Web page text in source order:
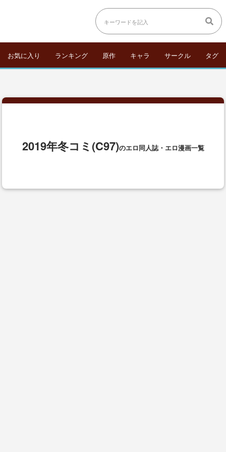
お気に入り ランキング 原作 キャラ サークル タグ
2019年冬コミ(C97)のエロ同人誌・エロ漫画一覧